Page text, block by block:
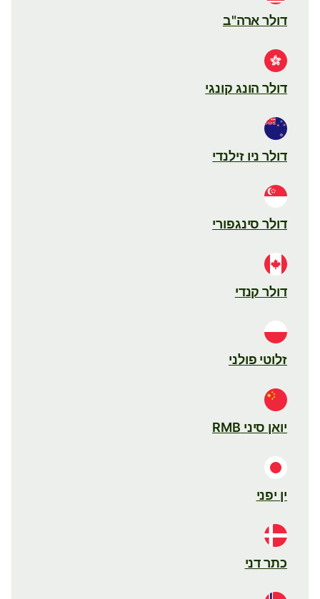
דולר ארה"ב
דולר הונג קונגי
דולר ניו זילנדי
דולר סינגפורי
דולר קנדי
זלוטי פולני
יואן סיני RMB
ין יפני
כתר דני